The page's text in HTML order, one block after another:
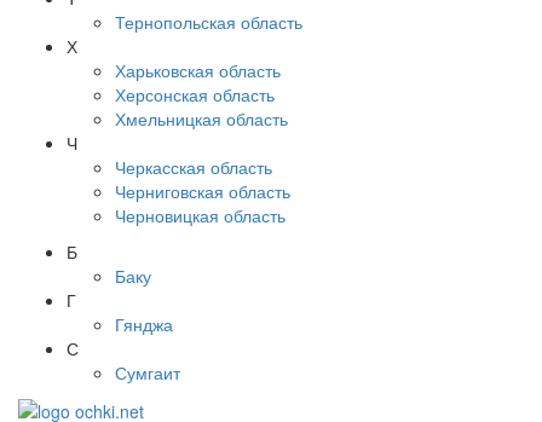
Тернопольская область
Х
Харьковская область
Херсонская область
Хмельницкая область
Ч
Черкасская область
Черниговская область
Черновицкая область
Б
Баку
Г
Гянджа
С
Сумгаит